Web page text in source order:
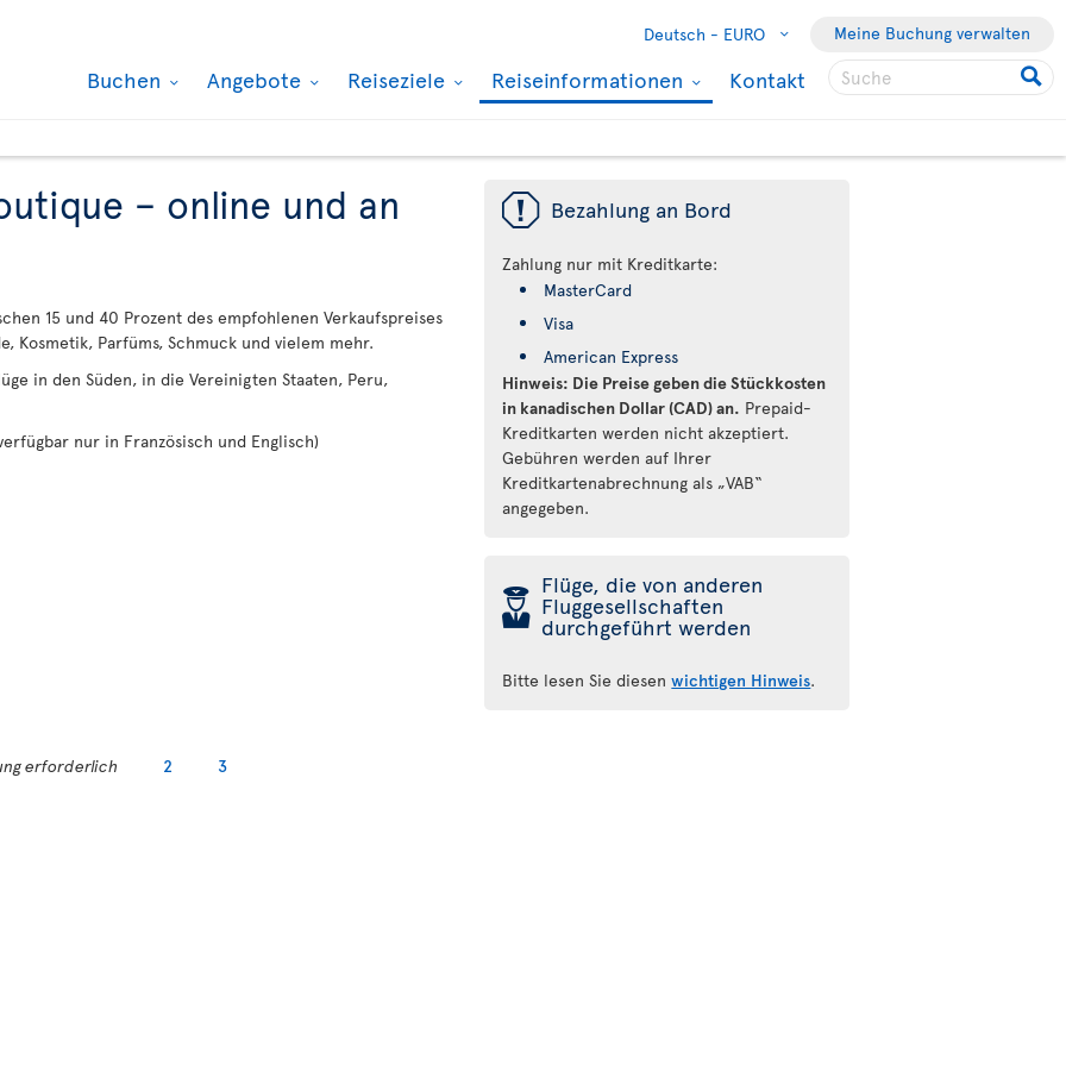
Deutsch - EURO Meine Buchung verwalten
Buchen Angebote Reiseziele Reiseinformationen Kontakt
– online und an
15 und 40 Prozent des empfohlenen Verkaufspreises
Kosmetik, Parfüms, Schmuck und vielem mehr.
in den Süden, in die Vereinigten Staaten, Peru,
nur in Französisch und Englisch)
ü Bezahlung an Bord
Zahlung nur mit Kreditkarte:
MasterCard
Visa
American Express
Hinweis: Die Preise geben die Stückkosten
in kanadischen Dollar (CAD) an. Prepaid-
Kreditkarten werden nicht akzeptiert.
Gebühren werden auf Ihrer
Kreditkartenabrechnung als „VAB“
angegeben.
þ Flüge, die von anderen
Fluggesellschaften
durchgeführt werden
Bitte lesen Sie diesenwichtigen Hinweis.
erforderlich 2 3